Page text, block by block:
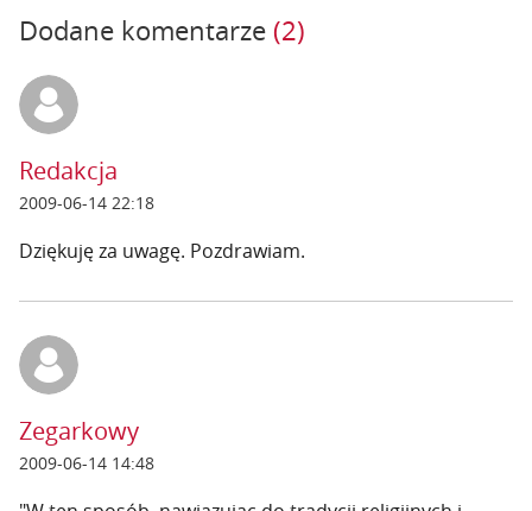
Dodane komentarze (2)
Redakcja
2009-06-14 22:18
Dziękuję za uwagę. Pozdrawiam.
Zegarkowy
2009-06-14 14:48